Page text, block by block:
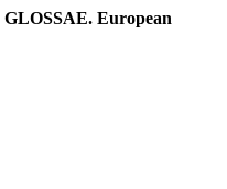
GLOSSAE. European